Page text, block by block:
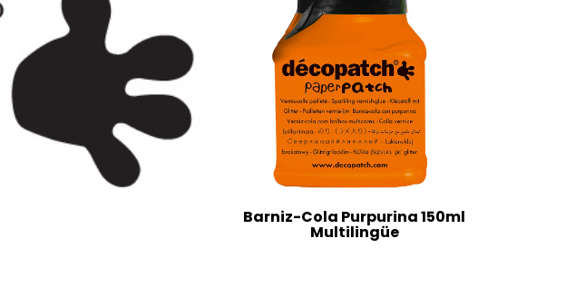
Barniz-Cola Purpurina 150ml
Multilingüe